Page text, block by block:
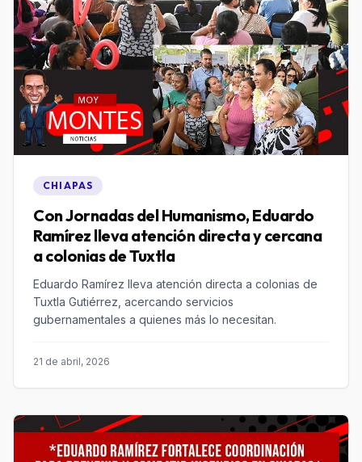
CHIAPAS
Con Jornadas del Humanismo, Eduardo
Ramírez lleva atención directa y cercana
a colonias de Tuxtla
Eduardo Ramírez lleva atención directa a colonias de
Tuxtla Gutiérrez, acercando servicios
gubernamentales a quienes más lo necesitan.
21 de abril, 2026